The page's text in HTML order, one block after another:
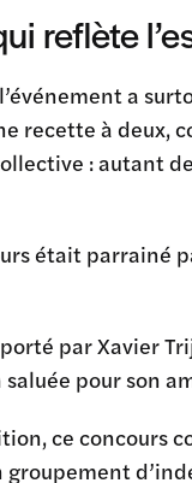
reflète
a
recette à deux,
: autant
était parrainé
par Xavier
pour son
ce concours
groupement